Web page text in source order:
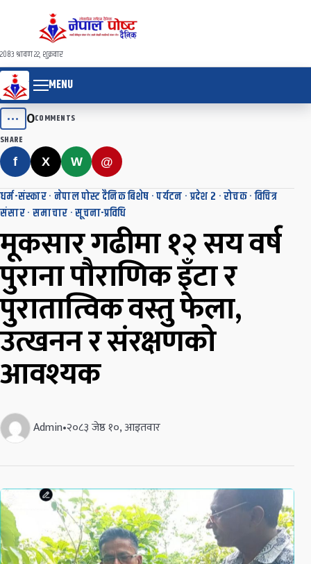
२०८३ श्रावण २२, शुक्रवार
MENU
••• 0COMMENTS
SHARE
f X W @
धर्म-संस्कार· नेपाल पोस्ट दैनिक बिशेष ·पर्यटन ·प्रदेश २ ·रोचक·विचित्र
संसार· समाचार ·सूचना-प्रविधि
मूकसार गढीमा १२ सय वर्ष
पुराना पौराणिक इँटा र
पुरातात्विक वस्तु फेला,
उत्खनन र संरक्षणको
आवश्यक
Admin•२०८३ जेष्ठ १०, आइतवार